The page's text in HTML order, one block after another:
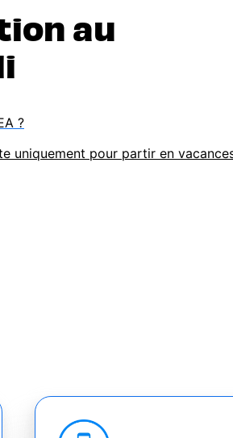
au
?
uniquement pour partir en